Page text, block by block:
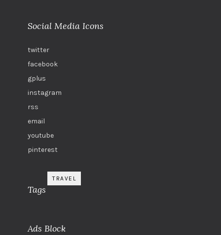
Social Media Icons
twitter
facebook
gplus
instagram
rss
email
youtube
pinterest
Tags
TRAVEL
Ads Block